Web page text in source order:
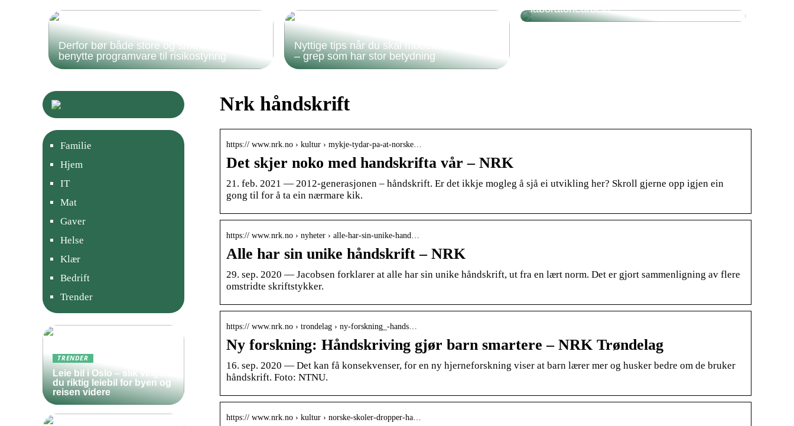
Derfor bør både store og små bedrifter
benytte programvare til risikostyring
Nyttige tips når du skal modernisere badet
– grep som har stor betydning
laboratoriearbeid
Nrk håndskrift
https:// www.nrk.no › kultur › mykje-tydar-pa-at-norske…
Det skjer noko med handskrifta vår – NRK
21. feb. 2021 — 2012-generasjonen – håndskrift. Er det ikkje mogleg å sjå ei utvikling her? Skroll gjerne opp igjen ein
gong til for å ta ein nærmare kik.
https:// www.nrk.no › nyheter › alle-har-sin-unike-hand…
Alle har sin unike håndskrift – NRK
29. sep. 2020 — Jacobsen forklarer at alle har sin unike håndskrift, ut fra en lært norm. Det er gjort sammenligning av flere
omstridte skriftstykker.
https:// www.nrk.no › trondelag › ny-forskning_-hands…
Ny forskning: Håndskriving gjør barn smartere – NRK Trøndelag
16. sep. 2020 — Det kan få konsekvenser, for en ny hjerneforskning viser at barn lærer mer og husker bedre om de bruker
håndskrift. Foto: NTNU.
https:// www.nrk.no › kultur › norske-skoler-dropper-ha…
Familie
Hjem
IT
Mat
Gaver
Helse
Klær
Bedrift
Trender
TRENDER
Leie bil i Oslo – slik velger
du riktig leiebil for byen og
reisen videre